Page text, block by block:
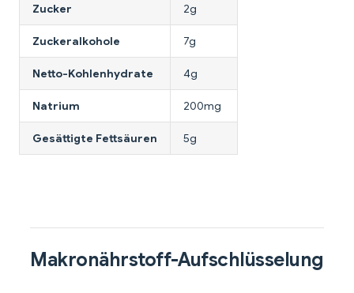
Zucker 2g
Zuckeralkohole 7g
Netto-Kohlenhydrate 4g
Natrium 200mg
Gesättigte Fettsäuren 5g
Makronährstoff-Aufschlüsselung